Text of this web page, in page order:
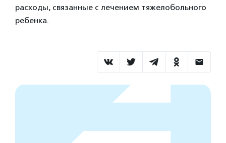
расходы, связанные с лечением тяжелобольного
ребенка.